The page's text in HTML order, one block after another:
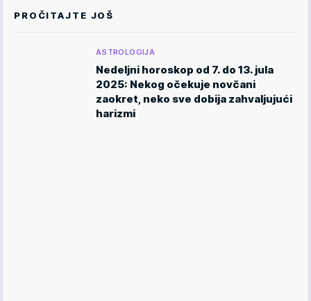
PROČITAJTE JOŠ
ASTROLOGIJA
Nedeljni horoskop od 7. do 13. jula
2025: Nekog očekuje novčani
zaokret, neko sve dobija zahvaljujući
harizmi